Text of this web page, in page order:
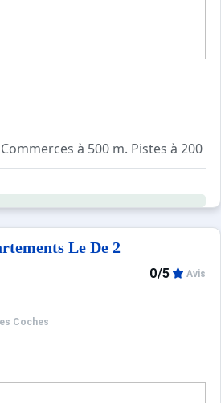
à 500 m. Pistes à 200
le quartier de l'observatoire, à
casiers à skis.
Le De 2
Coches
0/5 Avis